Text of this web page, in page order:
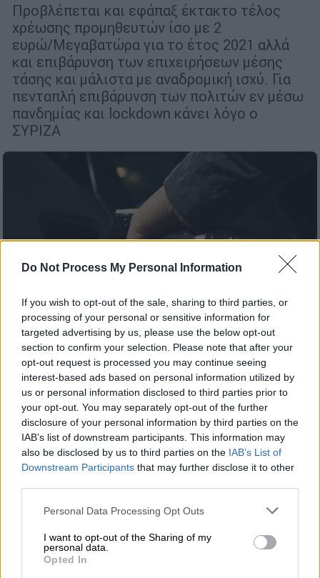
Do Not Process My Personal Information
If you wish to opt-out of the sale, sharing to third parties, or
processing of your personal or sensitive information for
targeted advertising by us, please use the below opt-out
section to confirm your selection. Please note that after your
opt-out request is processed you may continue seeing
interest-based ads based on personal information utilized by
us or personal information disclosed to third parties prior to
your opt-out. You may separately opt-out of the further
disclosure of your personal information by third parties on the
IAB’s list of downstream participants. This information may
also be disclosed by us to third parties on the IAB’s List of
Downstream Participants that may further disclose it to other
Please note that this website/app uses one or more Google
not limited to your visit or usage behaviour. You may click to
grant or deny consent to Google and its third-party tags to
use your data for below specified purposes in below Google
Personal Data Processing Opt Outs
I want to opt-out of the Sharing of my
personal data.
Opted In
Προβλέπεται και εφάπαξ έκτακτο τέλος
χρέωσης προμηθευτών ίσο με 2
ευρώ/Mεγαβατώρα για το έτος 2021 αλλά
και επιβάρυνση των επιχειρήσεων μέσης
τάσης και μάλιστα με αναδρομική ισχύ. Για
πενταπλή επιβάρυνση των πολιτών εν μέσω
πανδημίας και lockdown κάνει λόγο ο
ΣΥΡΙΖΑ
Auto|05.10.2020 21:55
ΟΟΣΑ: Να αυξηθεί η φορολογία των
diesel που κυκλοφορούν στην Ελλάδα
«Πράσινα» διόδια και αυξημένα τέλη
κυκλοφορίας για τα οχήματα που ρυπαίνουν
εντάσσονται στις προτάσεις του
Οργανισμού